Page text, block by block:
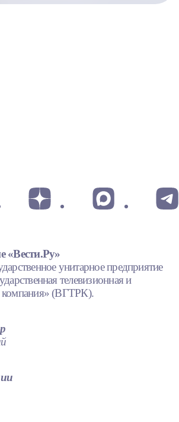
«Вести.Ру»
унитарное предприятие
телевизионная и
компания» (ВГТРК).